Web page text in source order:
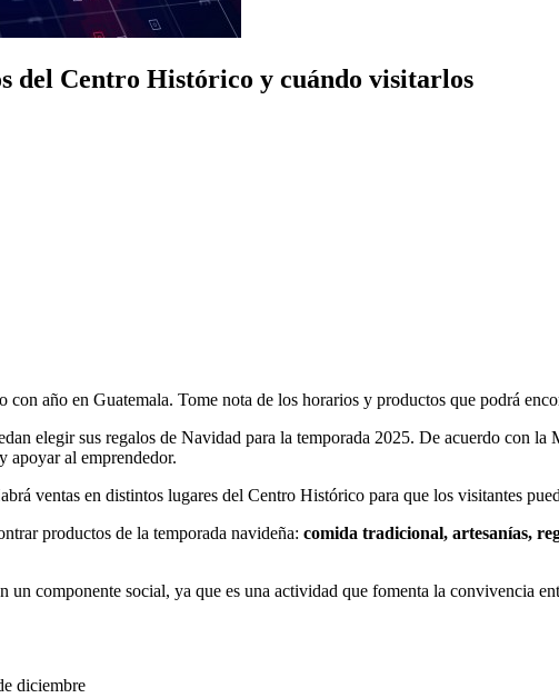
del Centro Histórico y cuándo visitarlos
año en Guatemala. Tome nota de los horarios y productos que podrá
elegir sus regalos de Navidad para la temporada 2025. De acuerdo con
apoyar al emprendedor.
ventas en distintos lugares del Centro Histórico para que los visitantes
productos de la temporada navideña: comida tradicional, artesanías,
componente social, ya que es una actividad que fomenta la convivencia
diciembre